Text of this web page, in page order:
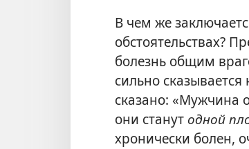
В чем же
обстоятельствах?
болезнь общим
сильно сказывается
сказано: «Мужчина
они станут одной
хронически болен,